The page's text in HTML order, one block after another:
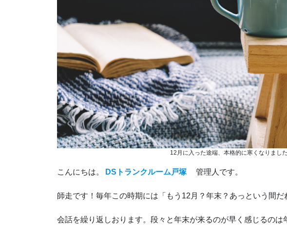
12月に入った途端、本格的に寒くなりました
こんにちは。 DSトランクルーム戸塚 管理人です。
師走です！毎年この時期には「もう12月？年末？あっという間だ
会話を繰り返しおります。段々と年末が来るのが早く感じるのは